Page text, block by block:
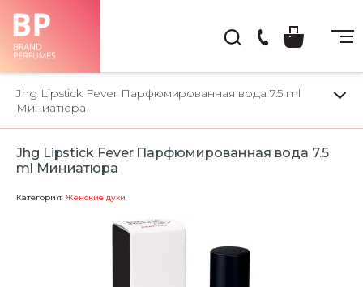
66-
22
Jhg Lipstick Fever Парфюмированная вода 7.5 ml
Миниатюра
Jhg Lipstick Fever Парфюмированная вода 7.5
ml Миниатюра
Категория: Женские духи